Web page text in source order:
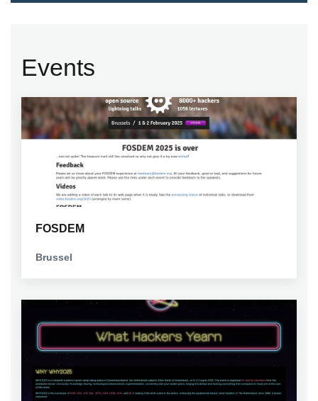
Events
FOSDEM
Brussel